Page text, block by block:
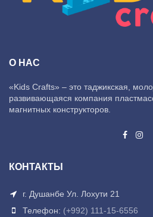
О НАС
«Kids Crafts» – это таджикская,
развивающаяся компания
магнитных конструкторов.
КОНТАКТЫ
г. Душанбе Ул. Лохути 21
Телефон: (+992) 111-15-6556